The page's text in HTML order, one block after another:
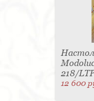
218/
12 600